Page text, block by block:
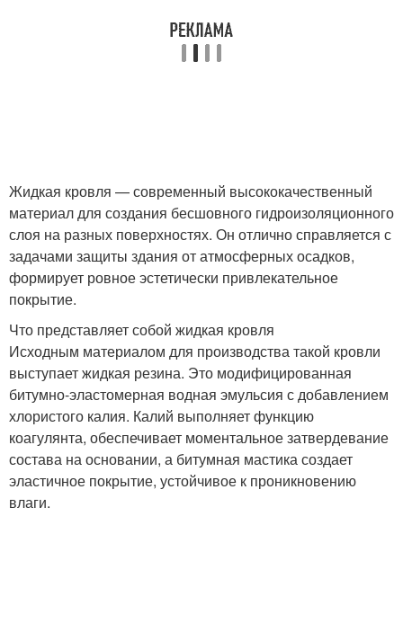
Жидкая кровля — современный высококачественный
материал для создания бесшовного гидроизоляционного
слоя на разных поверхностях. Он отлично справляется с
задачами защиты здания от атмосферных осадков,
формирует ровное эстетически привлекательное
покрытие.
Что представляет собой жидкая кровля
Исходным материалом для производства такой кровли
выступает жидкая резина. Это модифицированная
битумно-эластомерная водная эмульсия с добавлением
хлористого калия. Калий выполняет функцию
коагулянта, обеспечивает моментальное затвердевание
состава на основании, а битумная мастика создает
эластичное покрытие, устойчивое к проникновению
влаги.